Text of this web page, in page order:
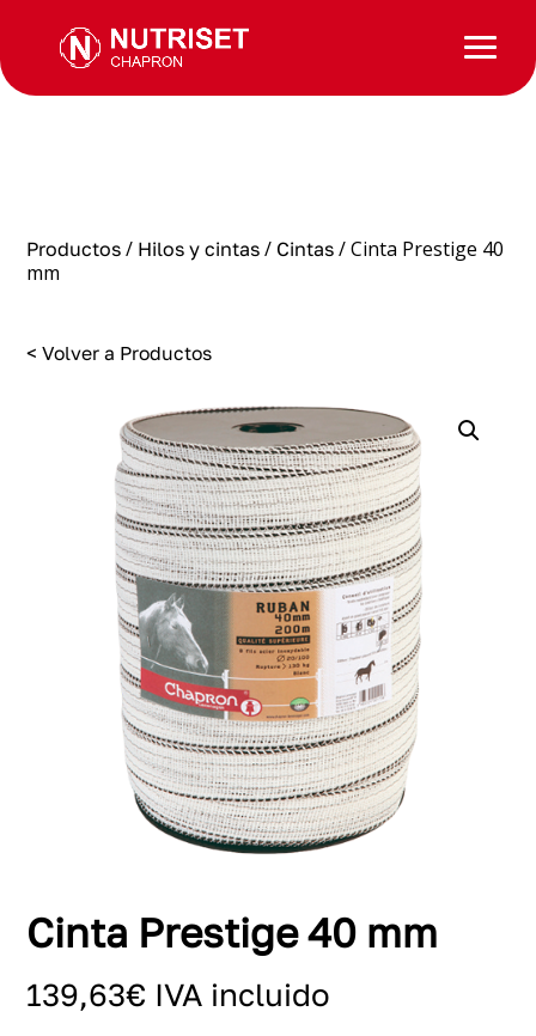
Productos / Hilos y cintas / Cintas / Cinta Prestige 40
mm
< Volver a Productos
Cinta Prestige 40 mm
139,63€ IVA incluido